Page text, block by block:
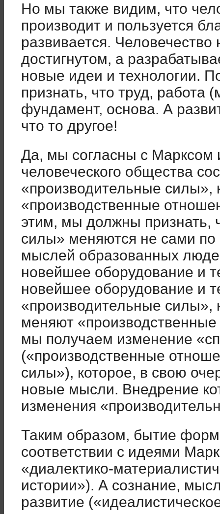
Но мы также видим, что
производит и пользуется
развивается. Человечество
достигнутом, а
новые идеи и технологии.
признать, что труд, работа
фундамент, основа. А
что то другое!
Да, мы согласны с Марксом
человеческого общества
«производительные силы»,
«производственные
этим, мы должны признать,
силы» меняются не сами по
мыслей образованных
новейшее оборудование и
новейшее оборудование и
«производительные силы»,
меняют
мы получаем изменение
(«производственные
силы»), которое, в свою
новые мысли. Внедрение
изменения
Таким образом, бытие
соответствии с идеями
«диалектико-
истории»). А сознание,
развитие